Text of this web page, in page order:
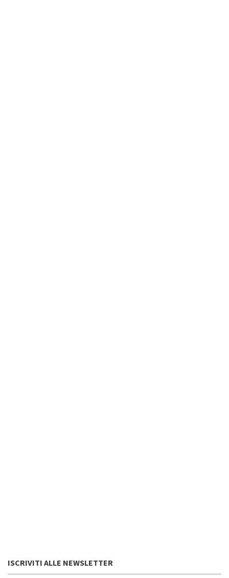
ISCRIVITI ALLE NEWSLETTER